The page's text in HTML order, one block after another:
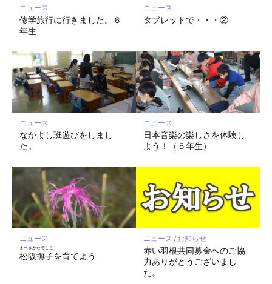
存
ニュース
修学旅行に行きました。６
年生
ニュース
タブレットで・・・②
ニュース
なかよし班遊びをしまし
た。
ニュース
日本音楽の楽しさを体験し
よう！（５年生）
ニュース
松阪撫子
まつさかなでしこ
を育てよう
ニュース / お知らせ
赤い羽根共同募金へのご協
力ありがとうございまし
た。